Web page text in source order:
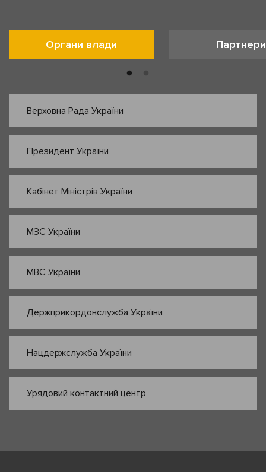
Органи влади Партнери
Верховна Рада України
Президент України
Кабінет Міністрів України
МЗС України
МВС України
Держприкордонслужба України
Нацдержслужба України
Урядовий контактний центр